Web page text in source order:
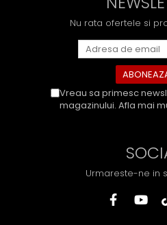
Nu rata ofertele si
Vreau sa primesc
magazinului. Afla mai
Urmareste-ne in